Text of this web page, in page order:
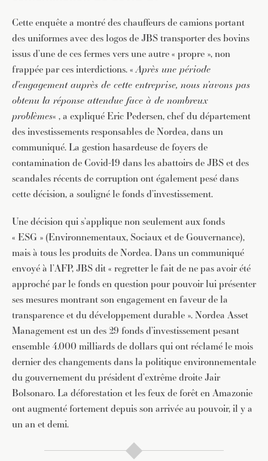
Cette enquête a montré des chauffeurs de camions portant
des uniformes avec des logos de JBS transporter des bovins
issus d’une de ces fermes vers une autre « propre », non
frappée par ces interdictions. «Après une période
d’engagement auprès de cette entreprise, nous n’avons pas
obtenu la réponse attendue face à de nombreux
problèmes« , a expliqué Eric Pedersen, chef du département
des investissements responsables de Nordea, dans un
communiqué. La gestion hasardeuse de foyers de
contamination de Covid-19 dans les abattoirs de JBS et des
scandales récents de corruption ont également pesé dans
cette décision, a souligné le fonds d’investissement.
Une décision qui s’applique non seulement aux fonds
« ESG » (Environnementaux, Sociaux et de Gouvernance),
mais à tous les produits de Nordea. Dans un communiqué
envoyé à l’AFP, JBS dit « regretter le fait de ne pas avoir été
approché par le fonds en question pour pouvoir lui présenter
ses mesures montrant son engagement en faveur de la
transparence et du développement durable ». Nordea Asset
Management est un des 29 fonds d’investissement pesant
ensemble 4.000 milliards de dollars qui ont réclamé le mois
dernier des changements dans la politique environnementale
du gouvernement du président d’extrême droite Jair
Bolsonaro. La déforestation et les feux de forêt en Amazonie
ont augmenté fortement depuis son arrivée au pouvoir, il y a
un an et demi.